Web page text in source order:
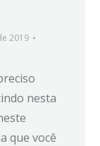
2019
nesta
que você